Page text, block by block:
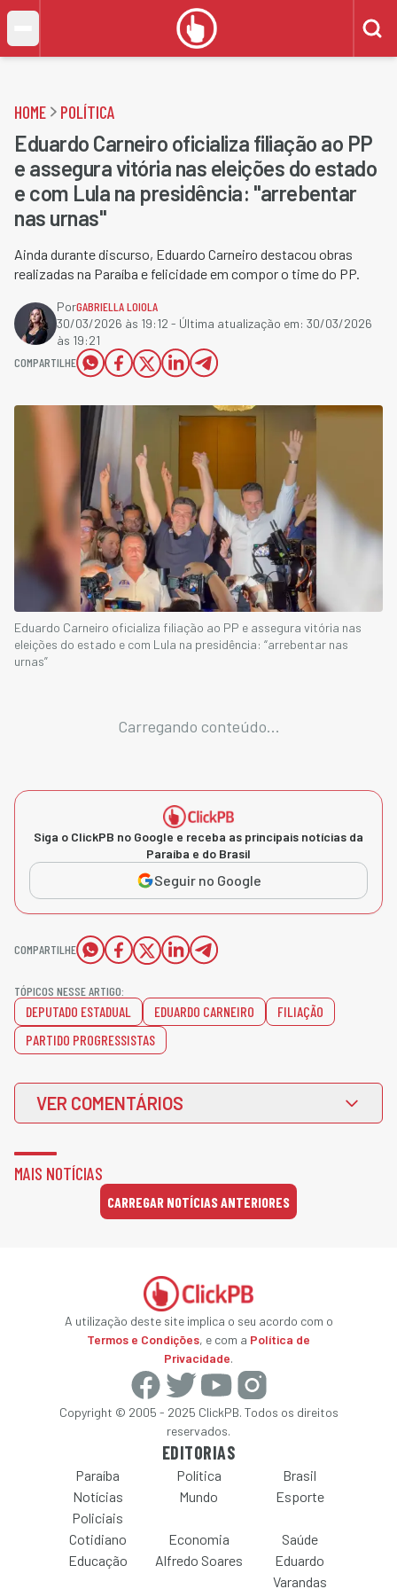
HOME POLÍTICA
Eduardo Carneiro oficializa filiação ao PP
e assegura vitória nas eleições do estado
e com Lula na presidência: "arrebentar
nas urnas"
Ainda durante discurso, Eduardo Carneiro destacou obras
realizadas na Paraíba e felicidade em compor o time do PP.
PorGABRIELLA LOIOLA
30/03/2026 às 19:12 - Última atualização em: 30/03/2026
às 19:21
COMPARTILHE
Eduardo Carneiro oficializa filiação ao PP e assegura vitória nas
eleições do estado e com Lula na presidência: “arrebentar nas
urnas”
Carregando conteúdo...
Siga o ClickPB no Google e receba as principais notícias da
Paraíba e do Brasil
Seguir no Google
COMPARTILHE
TÓPICOS NESSE ARTIGO:
DEPUTADO ESTADUAL EDUARDO CARNEIRO
FILIAÇÃO
PARTIDO PROGRESSISTAS
VER COMENTÁRIOS
MAIS NOTÍCIAS
CARREGAR NOTÍCIAS ANTERIORES
A utilização deste site implica o seu acordo com o
Termos e Condições, e com a Política de
Privacidade.
Copyright © 2005 - 2025 ClickPB. Todos os direitos
reservados.
EDITORIAS
Paraíba Política
Brasil
Notícias
Policiais
Mundo Esporte
Cotidiano Economia
Saúde
Educação
Alfredo Soares
Eduardo
Varandas